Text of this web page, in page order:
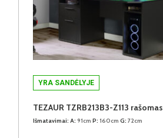
YRA SANDĖLYJE
Išmatavimai: A: 91cm P: 160cm G: 72cm